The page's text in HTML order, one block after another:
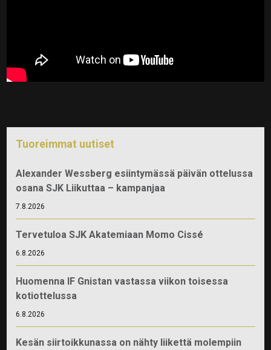
Tuoreimmat uutiset
Alexander Wessberg esiintymässä päivän ottelussa
osana SJK Liikuttaa – kampanjaa
7.8.2026
Tervetuloa SJK Akatemiaan Momo Cissé
6.8.2026
Huomenna IF Gnistan vastassa viikon toisessa
kotiottelussa
6.8.2026
Kesän siirtoikkunassa on nähty liikettä molempiin